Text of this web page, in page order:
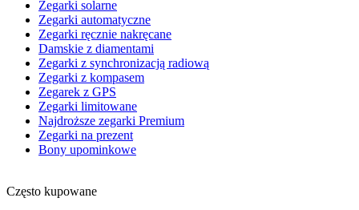
Zegarki solarne
Zegarki automatyczne
Zegarki ręcznie nakręcane
Damskie z diamentami
Zegarki z synchronizacją radiową
Zegarki z kompasem
Zegarek z GPS
Zegarki limitowane
Najdroższe zegarki Premium
Zegarki na prezent
Bony upominkowe
Często kupowane